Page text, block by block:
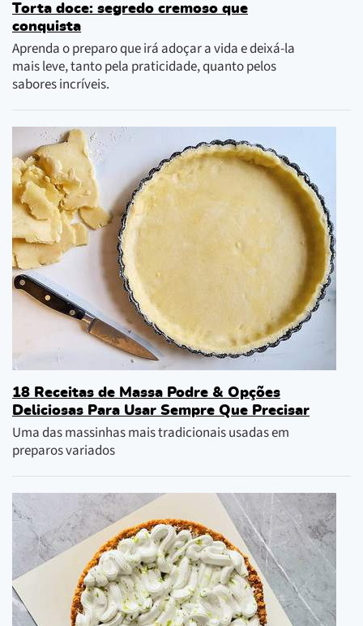
Torta doce: segredo cremoso que
conquista
Aprenda o preparo que irá adoçar a vida e deixá-la
mais leve, tanto pela praticidade, quanto pelos
sabores incríveis.
18 Receitas de Massa Podre & Opções
Deliciosas Para Usar Sempre Que Precisar
Uma das massinhas mais tradicionais usadas em
preparos variados